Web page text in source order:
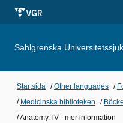
Sahlgrenska
Startsida /Other languages /
/ Medicinska biblioteken /
/Anatomy.TV - mer information